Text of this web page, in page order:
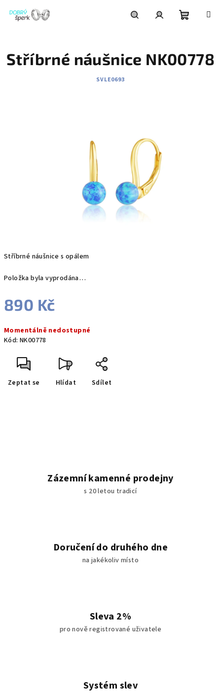
obsah
košík
Stříbrné náušnice s opálem
Položka byla vyprodána…
890 Kč
cena:
Momentálně nedostupné
Kód: NK00778
Zeptat se Hlídat Sdílet
Stříbrné náušnice NK00778
SVLE0693
Zázemní kamenné prodejny
s 20 letou tradicí
Doručení do druhého dne
na jakékoliv místo
Sleva 2%
pro nově registrované uživatele
Systém slev